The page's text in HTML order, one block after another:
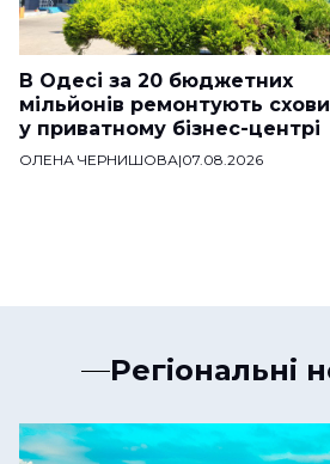
В Одесі за 20 бюджетних
мільйонів ремонтують
у приватному бізнес-центрі
ОЛЕНА ЧЕРНИШОВА|07.08.2026
Регіональні